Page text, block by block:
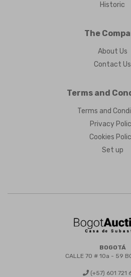
Historic
The
About Us
Contact Us
Terms and
Terms and
Privacy
Cookies
Set up
BOGOTÁ
CALLE 70 # 10a - 59
(+57) 601 721